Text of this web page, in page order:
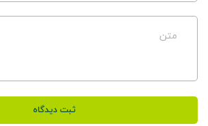
متن
ثبت دیدگاه